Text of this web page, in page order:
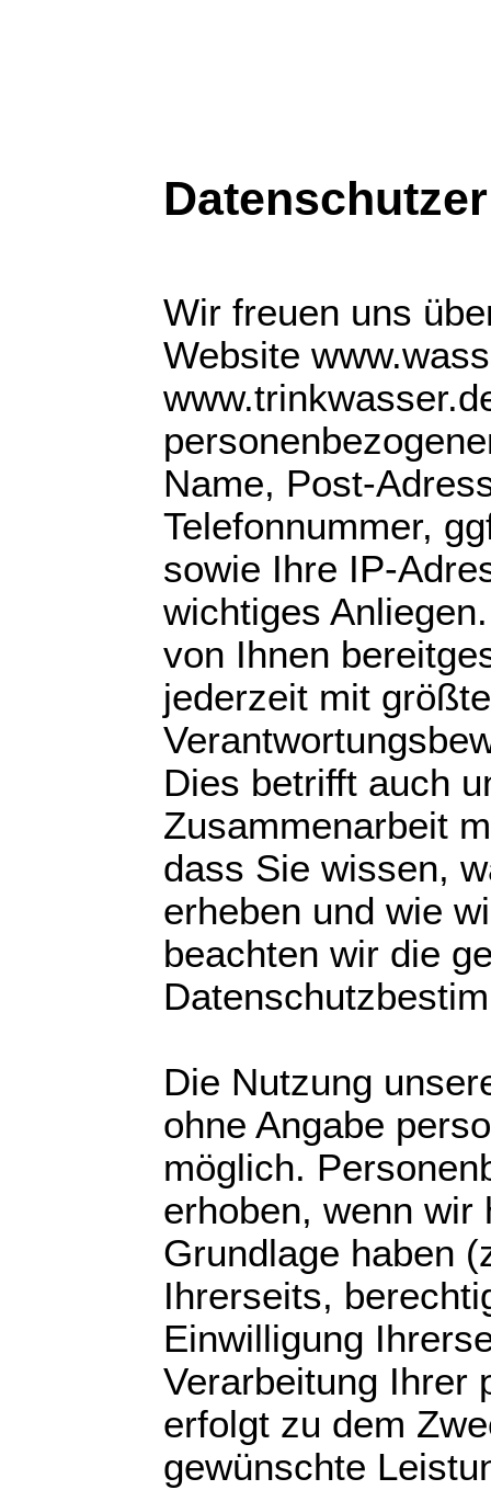
Wir freuen uns
Website
Name, Post-
Telefonnummer,
sowie Ihre IP-
wichtiges
von Ihnen
jederzeit mit
Dies betrifft auch
Zusammenarbeit
dass Sie wissen,
erheben und wie
beachten wir die
Die Nutzung
ohne Angabe
möglich.
erhoben, wenn wir
Grundlage haben
Ihrerseits,
Einwilligung
Verarbeitung Ihrer
erfolgt zu dem
gewünschte